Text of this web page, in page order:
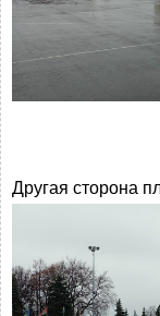
Другая сторона